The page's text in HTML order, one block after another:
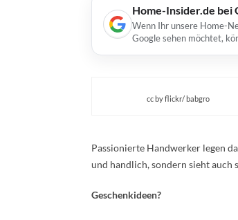
Home-Insider.de bei
Wenn Ihr unsere Home-
Google sehen möchtet,
cc by flickr/ babgro
Passionierte Handwerker legen
und handlich, sondern sieht auch
Geschenkideen?